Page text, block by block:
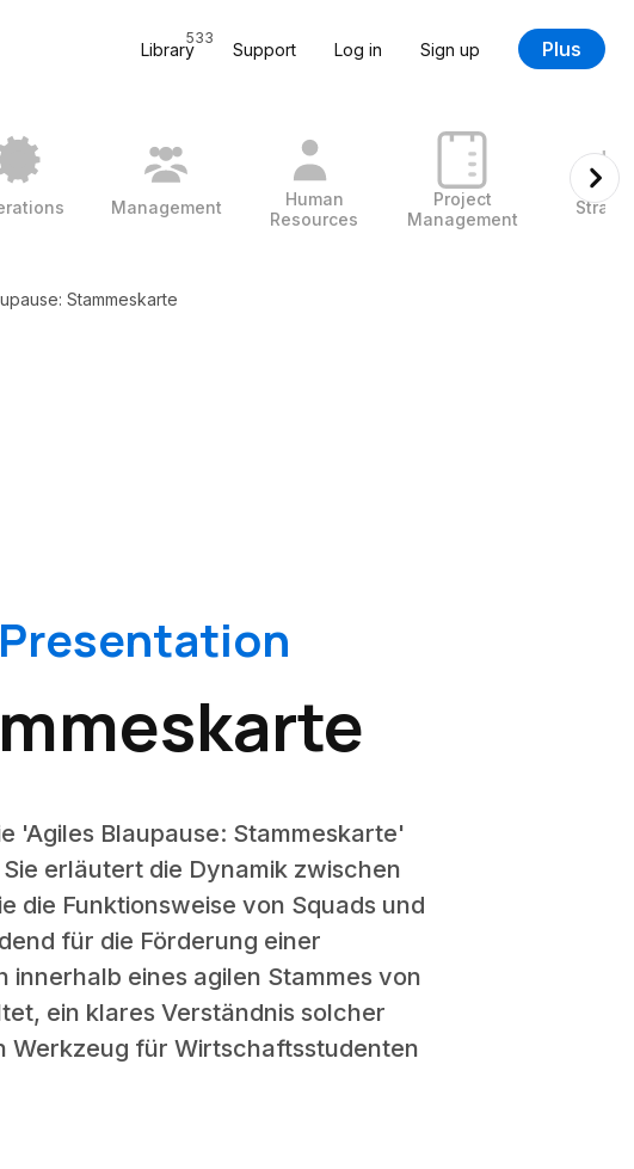
Library
533
Support Log in Sign up Plus
Management
Human
Resources
Project
Management
Stammeskarte
'Agiles Blaupause: Stammeskarte'
erläutert die Dynamik zwischen
die Funktionsweise von Squads und
für die Förderung einer
eines agilen Stammes von
ein klares Verständnis solcher
Werkzeug für Wirtschaftsstudenten